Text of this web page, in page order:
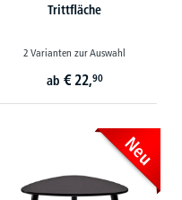
Trittfläche
2 Varianten zur Auswahl
ab € 22,90
Neu